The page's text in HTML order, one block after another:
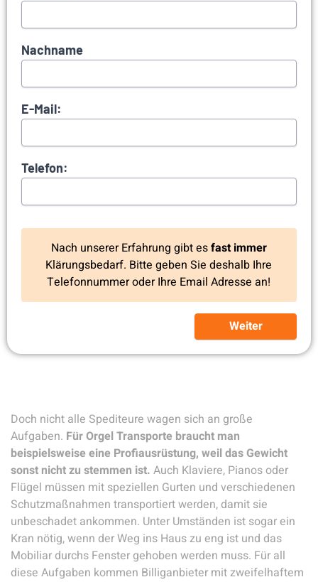
Nachname
E-Mail:
Telefon:
Nach unserer Erfahrung gibt esfast immer
Klärungsbedarf. Bitte geben Sie deshalb Ihre
Telefonnummer oder Ihre Email Adresse an!
Weiter
Doch nicht alle Spediteure wagen sich an große
Aufgaben. Für Orgel Transporte braucht man
beispielsweise eine Profiausrüstung, weil das Gewicht
sonst nicht zu stemmen ist. Auch Klaviere, Pianos oder
Flügel müssen mit speziellen Gurten und verschiedenen
Schutzmaßnahmen transportiert werden, damit sie
unbeschadet ankommen. Unter Umständen ist sogar ein
Kran nötig, wenn der Weg ins Haus zu eng ist und das
Mobiliar durchs Fenster gehoben werden muss. Für all
diese Aufgaben kommen Billiganbieter mit zweifelhaftem